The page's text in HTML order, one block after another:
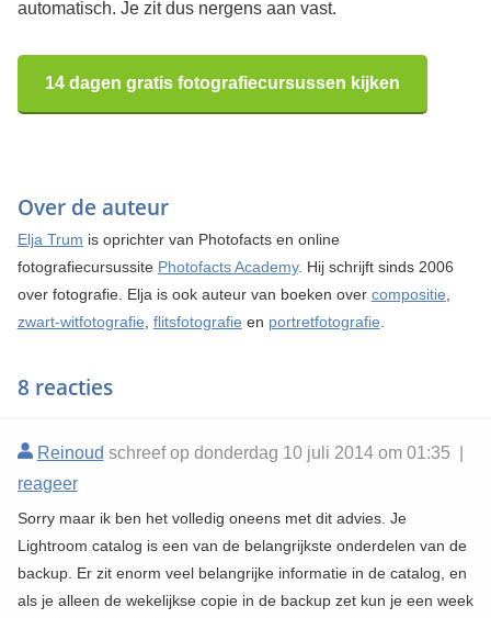
automatisch. Je zit dus nergens aan vast.
14 dagen gratis fotografiecursussen kijken
Over de auteur
Elja Trum is oprichter van Photofacts en online
fotografiecursussite Photofacts Academy. Hij schrijft sinds 2006
over fotografie. Elja is ook auteur van boeken over compositie
zwart-witfotografie flitsfotografie en portretfotografie
8 reacties
Reinoud schreef op donderdag 10 juli 2014 om 01:35 |
reageer
Sorry maar ik ben het volledig oneens met dit advies. Je
Lightroom catalog is een van de belangrijkste onderdelen van de
backup. Er zit enorm veel belangrijke informatie in de catalog, en
als je alleen de wekelijkse copie in de backup zet kun je een week